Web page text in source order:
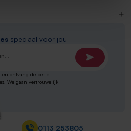
0113 253805
speciaal voor jou
ontvang de beste
We gaan vertrouwelijk